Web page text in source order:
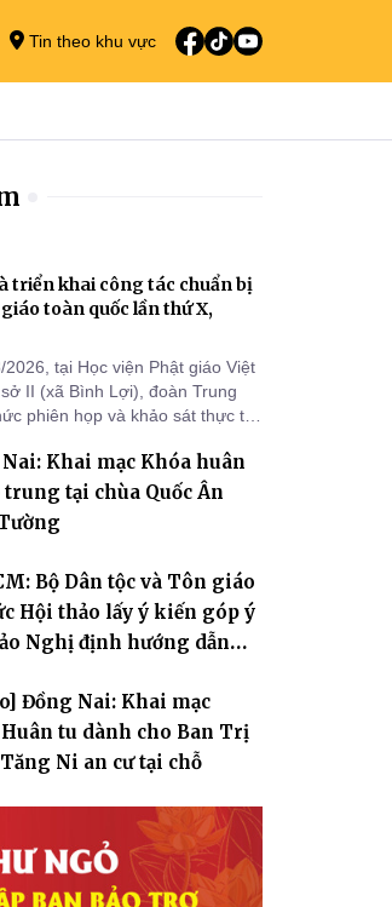
Tin theo khu vực
triển khai công tác chuẩn bị
toàn quốc lần thứ X,
tại Học viện Phật giáo Việt
II (xã Bình Lợi), đoàn Trung
phiên họp và khảo sát thực tế
nhiệm kỳ 2026-2031.
Khai mạc Khóa huân
trung tại chùa Quốc Ân
Bộ Dân tộc và Tôn giáo
Hội thảo lấy ý kiến góp ý
Nghị định hướng dẫn
Đồng Nai: Khai mạc
tu dành cho Ban Trị
Ni an cư tại chỗ